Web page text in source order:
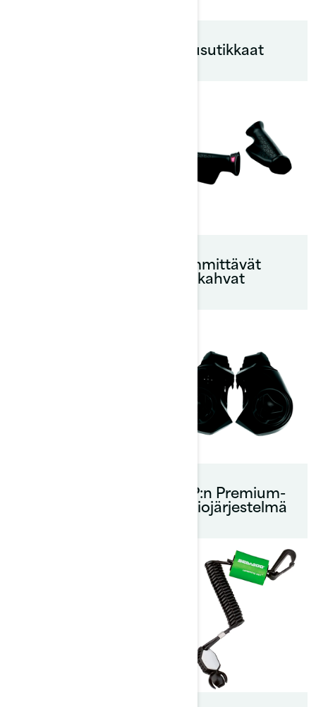
Nousutikkaat
Lämmittävät
käsikahvat
BRP:n Premium-
audiojärjestelmä